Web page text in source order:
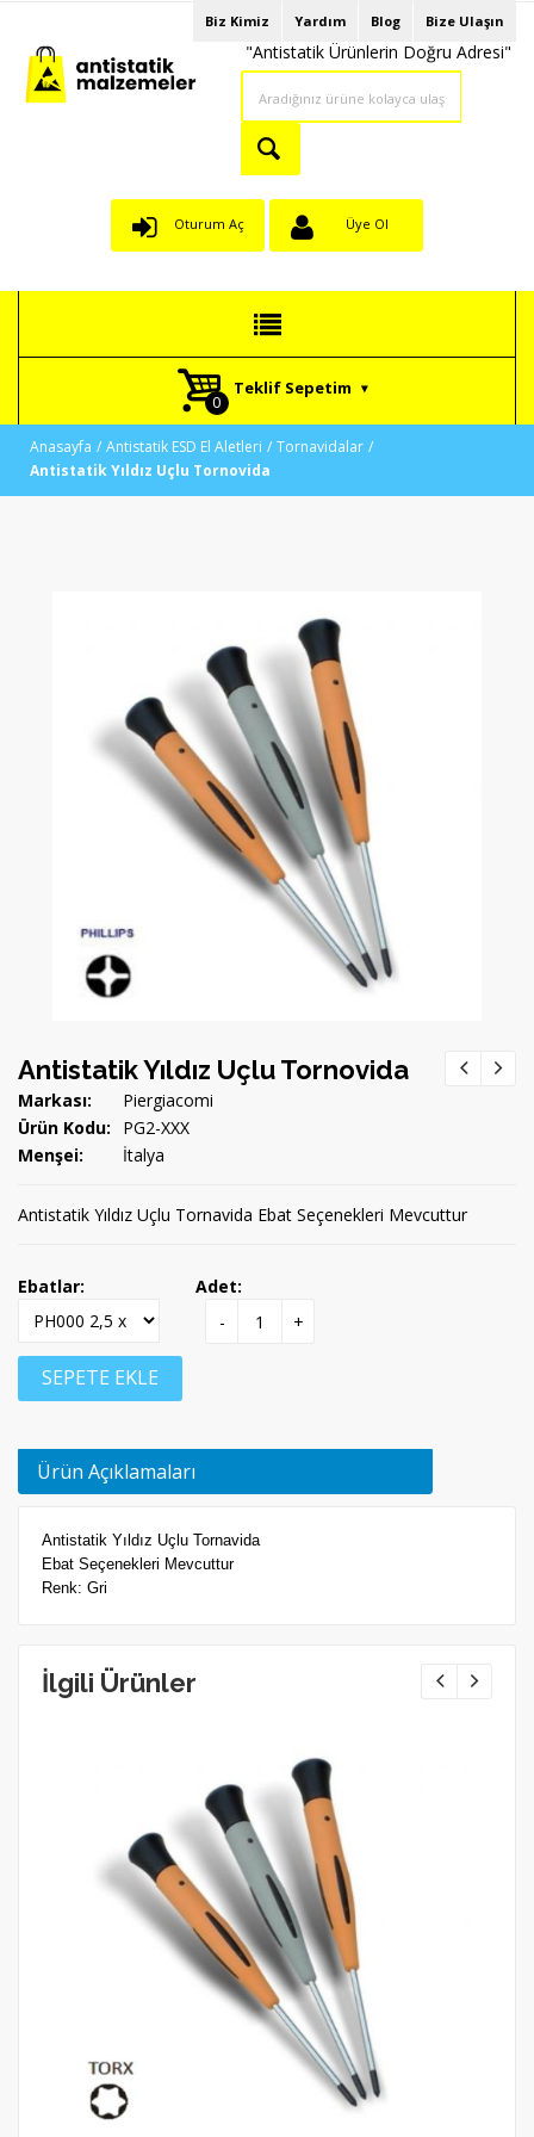
Biz Kimiz Yardım Blog Bize Ulaşın
"Antistatik Ürünlerin Doğru Adresi"
Oturum Aç Üye Ol
Teklif Sepetim
Anasayfa Antistatik ESD El Aletleri
Tornavidalar
Antistatik Yıldız Uçlu Tornovida
Antistatik Yıldız Uçlu Tornovida
Markası:
Piergiacomi
Ürün Kodu:
PG2-XXX
Menşei:
İtalya
Antistatik Yıldız Uçlu Tornavida Ebat Seçenekleri Mevcuttur
Ebatlar:
Adet:
-
+
SEPETE EKLE
Ürün Açıklamaları
Antistatik Yıldız Uçlu Tornavida
Ebat Seçenekleri Mevcuttur
Renk: Gri
İlgili Ürünler